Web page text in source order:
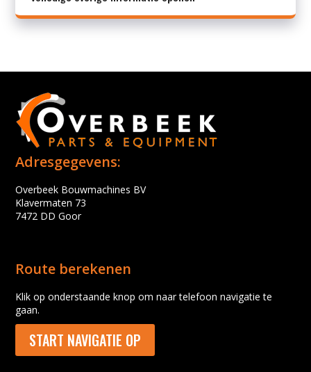
Adresgegevens:
Overbeek Bouwmachines BV
Klavermaten 73
7472 DD Goor
Route berekenen
Klik op onderstaande knop om naar telefoon navigatie te
gaan.
START NAVIGATIE OP